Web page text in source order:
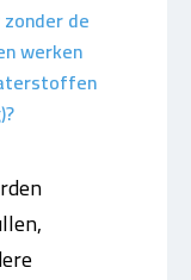
de
werken